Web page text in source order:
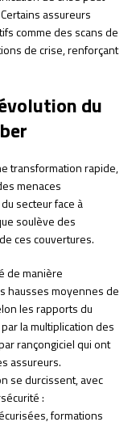
assureurs
comme des scans de
de crise, renforçant
du
transformation rapide,
menaces
secteur face à
soulève des
ces couvertures.
de manière
hausses moyennes de
les rapports du
la multiplication des
rançongiciel qui ont
assureurs.
se durcissent, avec
:
formations